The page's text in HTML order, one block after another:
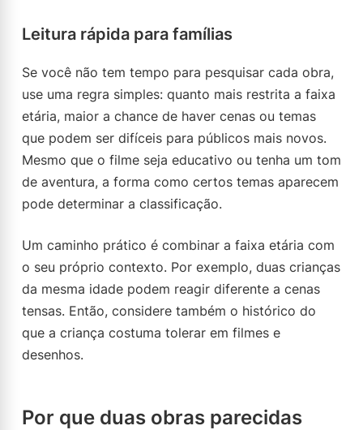
Leitura rápida para famílias
Se você não tem tempo para pesquisar cada obra,
use uma regra simples: quanto mais restrita a faixa
etária, maior a chance de haver cenas ou temas
que podem ser difíceis para públicos mais novos.
Mesmo que o filme seja educativo ou tenha um tom
de aventura, a forma como certos temas aparecem
pode determinar a classificação.
Um caminho prático é combinar a faixa etária com
o seu próprio contexto. Por exemplo, duas crianças
da mesma idade podem reagir diferente a cenas
tensas. Então, considere também o histórico do
que a criança costuma tolerar em filmes e
desenhos.
Por que duas obras parecidas